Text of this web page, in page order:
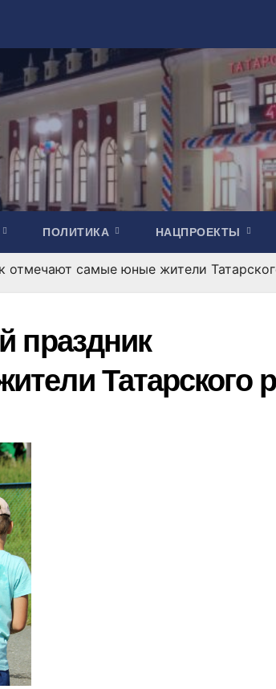
ПОЛИТИКА НАЦПРОЕКТЫ
отмечают самые юные жители
праздник
Татарского